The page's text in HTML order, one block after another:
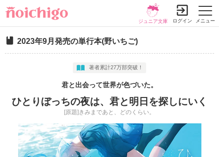
メニュー
ジュニア文庫 ログイン
2023年9月発売の単行本(野いちご)
著者累計27万部突破！
君と出会って世界が色づいた。
ひとりぼっちの夜は、君と明日を探しにいく
[原題]きみまであと、どのくらい。